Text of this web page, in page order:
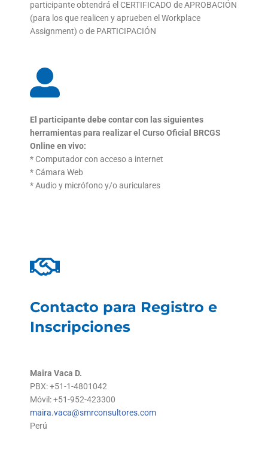
participanteobtendrá el CERTIFICADO de APROBACIÓN
(para los que realicen y aprueben el Workplace
Assignment) o de PARTICIPACIÓN
El participante debe contar con las siguientes
herramientaspara realizar el Curso Oficial BRCGS
Online en vivo:
* Computador con acceso a internet
* Cámara Web
* Audio y micrófono y/o auriculares
Contacto para Registro e
Inscripciones
Maira Vaca D.
PBX: +51-1-4801042
Móvil: +51-952-423300
maira.vaca@smrconsultores.com
Perú